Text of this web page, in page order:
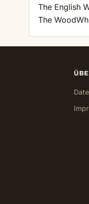
The English
The